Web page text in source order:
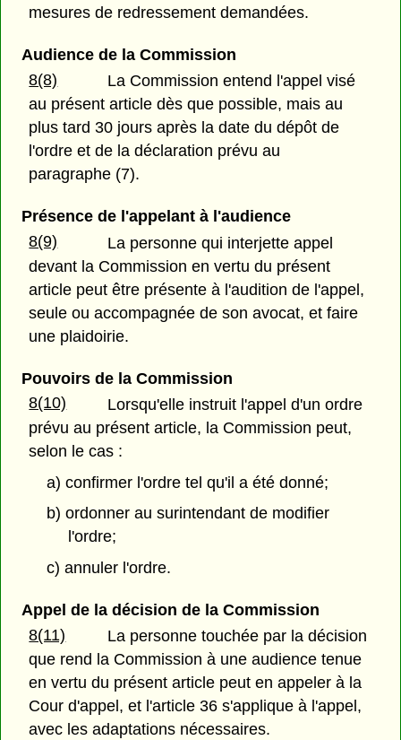
mesures de redressement demandées.
Audience de la Commission
8(8)
La Commission entend l'appel visé
au présent article dès que possible, mais au
plus tard 30 jours après la date du dépôt de
l'ordre et de la déclaration prévu au
paragraphe (7).
Présence de l'appelant à l'audience
8(9)
La personne qui interjette appel
devant la Commission en vertu du présent
article peut être présente à l'audition de l'appel,
seule ou accompagnée de son avocat, et faire
une plaidoirie.
Pouvoirs de la Commission
8(10)
Lorsqu'elle instruit l'appel d'un ordre
prévu au présent article, la Commission peut,
selon le cas :
a) confirmer l'ordre tel qu'il a été donné;
b) ordonner au surintendant de modifier
l'ordre;
c) annuler l'ordre.
Appel de la décision de la Commission
8(11)
La personne touchée par la décision
que rend la Commission à une audience tenue
en vertu du présent article peut en appeler à la
Cour d'appel, et l'article 36 s'applique à l'appel,
avec les adaptations nécessaires.